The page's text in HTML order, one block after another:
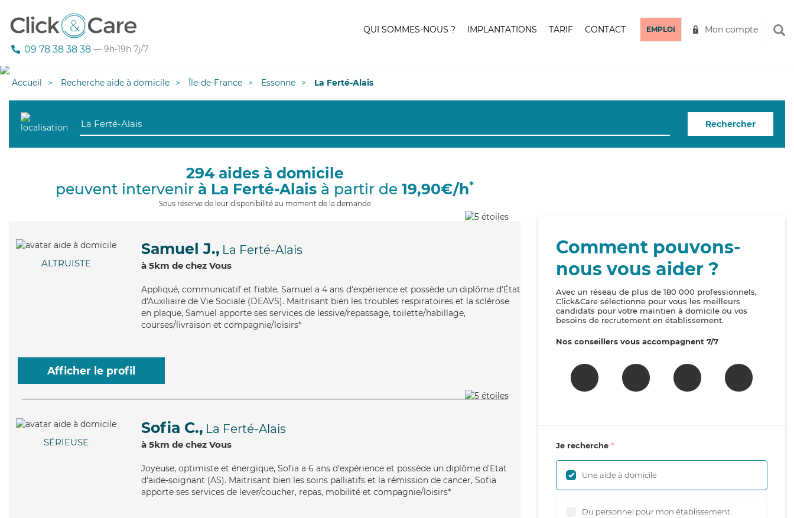
09 78 38 38 38 — 9h-19h 7j/7
QUI SOMMES-NOUS ? IMPLANTATIONS TARIF CONTACT EMPLOI Mon compte
Accueil Recherche aide à domicile Île-de-France Essonne La Ferté-Alais
Rechercher
294 aides à domicile
peuvent intervenir à La Ferté-Alais à partir de 19,90€/h*
Sous réserve de leur disponibilité au moment de la demande
ALTRUISTE
Samuel J., La Ferté-Alais
à 5km de chez Vous
Appliqué, communicatif et fiable, Samuel a 4 ans d'expérience et possède un diplôme d'État
d'Auxiliaire de Vie Sociale (DEAVS). Maitrisant bien les troubles respiratoires et la sclérose
en plaque, Samuel apporte ses services de lessive/repassage, toilette/habillage,
courses/livraison et compagnie/loisirs*
Afficher le profil
SÉRIEUSE
Sofia C., La Ferté-Alais
à 5km de chez Vous
Joyeuse, optimiste et énergique, Sofia a 6 ans d'expérience et possède un diplôme d'Etat
d'aide-soignant (AS). Maitrisant bien les soins palliatifs et la rémission de cancer, Sofia
apporte ses services de lever/coucher, repas, mobilité et compagnie/loisirs*
Comment pouvons-
nous vous aider ?
Avec un réseau de plus de 180 000 professionnels,
Click&Care sélectionne pour vous les meilleurs
candidats pour votre maintien à domicile ou vos
besoins de recrutement en établissement.
Nos conseillers vous accompagnent 7/7
Je recherche
Une aide à domicile
Du personnel pour mon établissement